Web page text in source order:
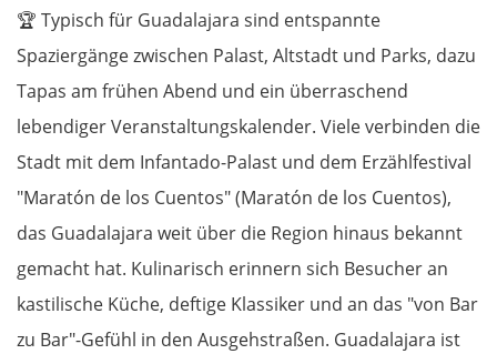
🏆 Typisch für Guadalajara sind entspannte
Spaziergänge zwischen Palast, Altstadt und Parks, dazu
Tapas am frühen Abend und ein überraschend
lebendiger Veranstaltungskalender. Viele verbinden die
Stadt mit dem Infantado-Palast und dem Erzählfestival
"Maratón de los Cuentos" (Maratón de los Cuentos),
das Guadalajara weit über die Region hinaus bekannt
gemacht hat. Kulinarisch erinnern sich Besucher an
kastilische Küche, deftige Klassiker und an das "von Bar
zu Bar"-Gefühl in den Ausgehstraßen. Guadalajara ist